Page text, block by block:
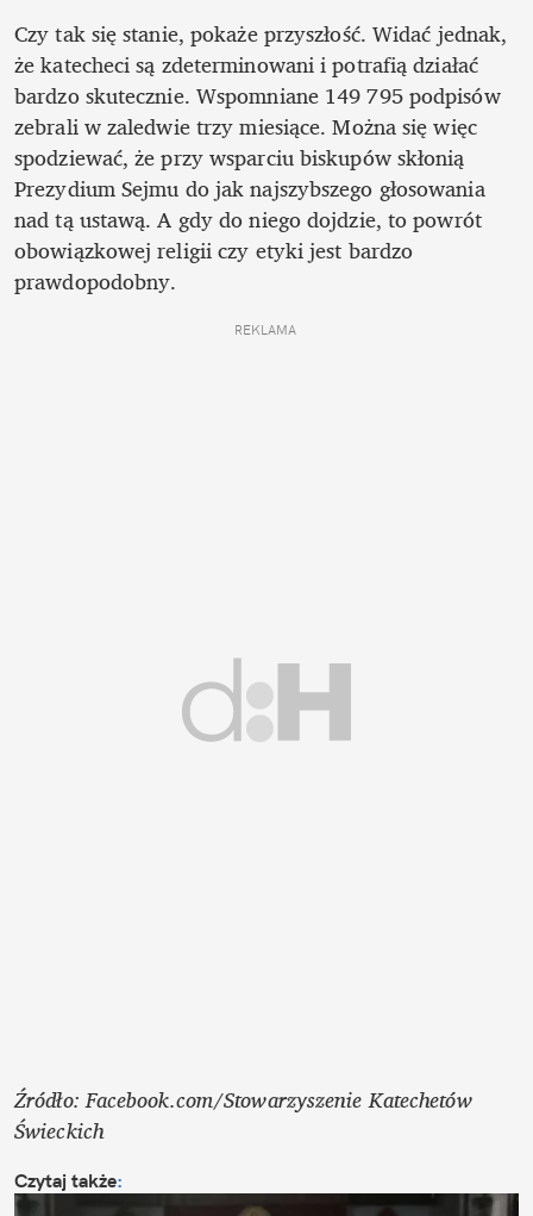
Czy tak się stanie, pokaże przyszłość. Widać jednak,
że katecheci są zdeterminowani i potrafią działać
bardzo skutecznie. Wspomniane 149 795 podpisów
zebrali w zaledwie trzy miesiące. Można się więc
spodziewać, że przy wsparciu biskupów skłonią
Prezydium Sejmu do jak najszybszego głosowania
nad tą ustawą. A gdy do niego dojdzie, to powrót
obowiązkowej religii czy etyki jest bardzo
prawdopodobny.
REKLAMA
Źródło: Facebook.com/Stowarzyszenie Katechetów
Świeckich
Czytaj także: